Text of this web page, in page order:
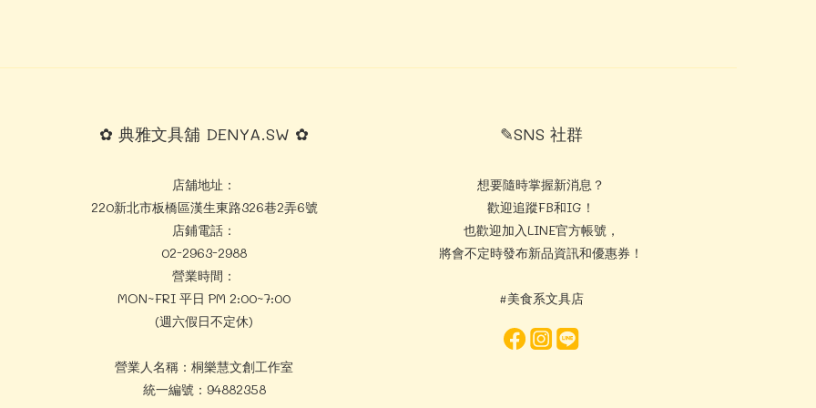
✿ 典雅文具舖 DENYA.SW ✿
店舖地址：
220新北市板橋區漢生東路326巷2弄6號
店鋪電話：
02-2963-2988
營業時間：
MON~FRI 平日 PM 2:00~7:00
(週六假日不定休)
營業人名稱：桐樂慧文創工作室
統一編號：94882358
✎SNS 社群
想要隨時掌握新消息？
歡迎追蹤FB和IG！
也歡迎加入LINE官方帳號，
將會不定時發布新品資訊和優惠券！
#美食系文具店